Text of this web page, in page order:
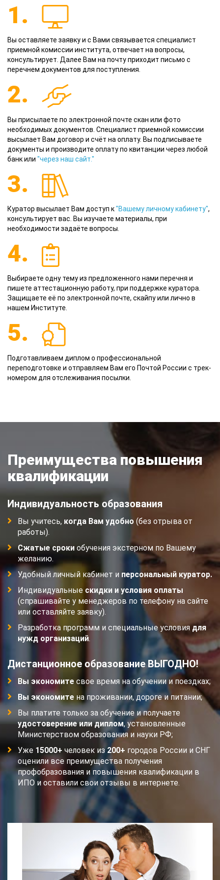
1.
Вы оставляете заявку и с Вами связывается специалист
приемной комиссии института, отвечает на вопросы,
консультирует. Далее Вам на почту приходит письмо с
перечнем документов для поступления.
2.
Вы присылаете по электронной почте скан или фото
необходимых документов. Специалист приемной комиссии
высылает Вам договор и счёт на оплату. Вы подписываете
документы и производите оплату по квитанции через любой
банк или "через наш сайт."
3.
Куратор высылает Вам доступ к"Вашему личному кабинету",
консультирует вас. Вы изучаете материалы, при
необходимости задаёте вопросы.
4.
Выбираете одну тему из предложенного нами перечня и
пишете аттестационную работу, при поддержке куратора.
Защищаете её по электронной почте, скайпу или лично в
нашем Институте.
5.
Подготавливаем диплом о профессиональной
переподготовке и отправляем Вам его Почтой России с трек-
номером для отслеживания посылки.
Преимущества повышения
квалификации
Индивидуальность образования
Вы учитесь, когда Вам удобно (без отрыва от
работы).
Сжатые сроки обучения экстерном по Вашему
желанию.
Удобный личный кабинет и персональный куратор.
Индивидуальные скидки и условия оплаты
(спрашивайте у менеджеров по телефону на сайте
или оставляйте заявку).
Разработка программ и специальные условия для
нужд организаций.
Дистанционное образование ВЫГОДНО!
Вы экономите свое время на обучении и поездках;
Вы экономите на проживании, дороге и питании;
Вы платите только за обучение и получаете
удостоверение или диплом, установленные
Министерством образования и науки РФ;
Уже 15000+ человек из200+ городов России и СНГ
оценили все преимущества получения
профобразования и повышения квалификации в
ИПО и оставили свои отзывы в интернете.